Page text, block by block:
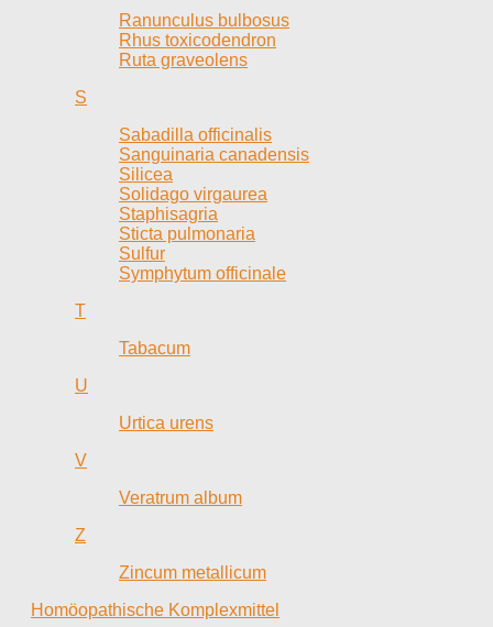
Ranunculus bulbosus
Rhus toxicodendron
Ruta graveolens
S
Sabadilla officinalis
Sanguinaria canadensis
Silicea
Solidago virgaurea
Staphisagria
Sticta pulmonaria
Sulfur
Symphytum officinale
T
Tabacum
U
Urtica urens
V
Veratrum album
Z
Zincum metallicum
Homöopathische Komplexmittel